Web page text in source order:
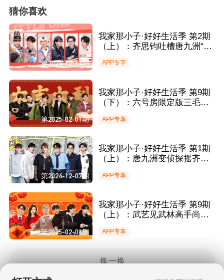
猜你喜欢
第2024-12-14期
我家那小子·好好生活季 第2期
（上）：齐思钧吐槽唐九洲“开
席卷舞台
APP专享
第2025-02-01期
我家那小子·好好生活季 第9期
（下）：六号房限定版三毛洗
勇闯十三关帅的很轻松
APP专享
第2024-12-07期
我家那小子·好好生活季 第1期
（上）：唐九洲变侦探摇齐思
场认证
APP专享
第2025-02-01期
我家那小子·好好生活季 第9期
（上）：武艺见武林高手尚筱
面开怼超有梗
APP专享
换一换